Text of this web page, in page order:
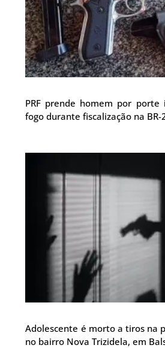
PRF prende homem por
fogo durante fiscalização na BR-
Adolescente é morto a tiros na
no bairro Nova Trizidela, em